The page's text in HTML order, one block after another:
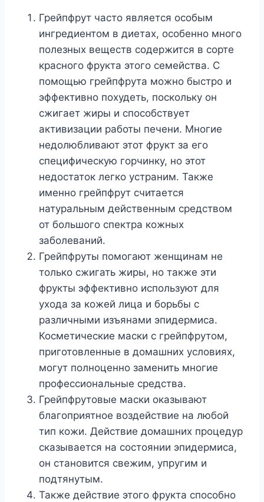
Грейпфрут часто является особым
ингредиентом в диетах, особенно много
полезных веществ содержится в сорте
красного фрукта этого семейства. С
помощью грейпфрута можно быстро и
эффективно похудеть, поскольку он
сжигает жиры и способствует
активизации работы печени. Многие
недолюбливают этот фрукт за его
специфическую горчинку, но этот
недостаток легко устраним. Также
именно грейпфрут считается
натуральным действенным средством
от большого спектра кожных
заболеваний.
Грейпфруты помогают женщинам не
только сжигать жиры, но также эти
фрукты эффективно используют для
ухода за кожей лица и борьбы с
различными изъянами эпидермиса.
Косметические маски с грейпфрутом,
приготовленные в домашних условиях,
могут полноценно заменить многие
профессиональные средства.
Грейпфрутовые маски оказывают
благоприятное воздействие на любой
тип кожи. Действие домашних процедур
сказывается на состоянии эпидермиса,
он становится свежим, упругим и
подтянутым.
Также действие этого фрукта способно